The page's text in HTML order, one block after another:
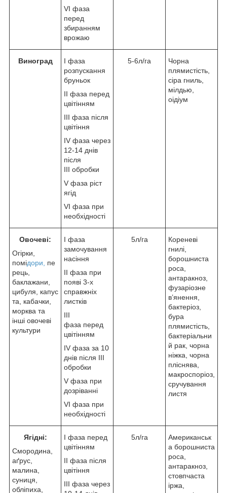
VI фаза
перед
збиранням
врожаю
Виноград
I фаза
розпускання
бруньок
II фаза перед
цвітінням
III фаза після
цвітіння
IV фаза через
12-14 днів
після
III обробки
V фаза ріст
ягід
VI фаза при
необхідності
5-6л/га
Чорна
плямистість,
сіра гниль,
мілдью,
оідіум
Овочеві:
Огірки,
помідори, пе
рець,
баклажани,
цибуля, капус
та, кабачки,
морква та
інші овочеві
культури
I фаза
замочування
насіння
II фаза при
появі 3-х
справжніх
листків
ІII
фаза перед
цвітінням
ІV фаза за 10
днів після III
обробки
V фаза при
дозріванні
VI фаза при
необхідності
5л/га
Кореневі
гнилі,
борошниста
роса,
антаракноз,
фузаріозне
в’янення,
бактеріоз,
бура
плямистість,
бактеріальни
й рак, чорна
ніжка, чорна
пліснява,
макроспоріоз,
сручування
листя
Ягідні:
Смородина,
аґрус,
малина,
суниця,
обліпиха,
I фаза перед
цвітінням
ІI фаза після
цвітіння
ІІI фаза через
5л/га
Американськ
а борошниста
роса,
антаракноз,
стовпчаста
іржа,